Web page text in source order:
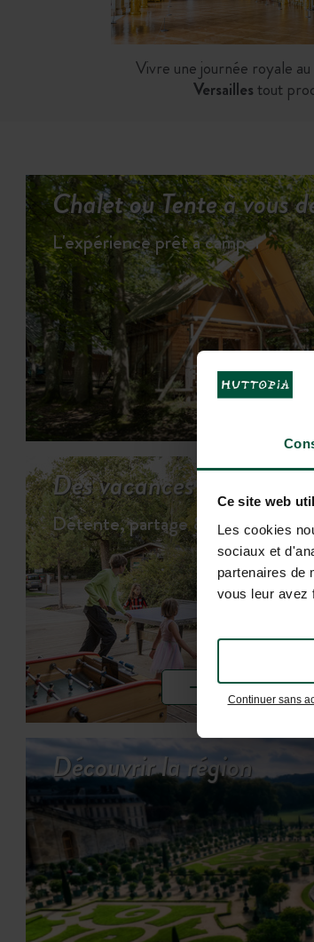
Ce site web
Les cookies
sociaux et
partenaires de
vous leur avez
Continuer sans
Vivre une journée royale au
Versaillestout
Chalet ou Tente à vous
L'expérience prêt à camper
Des vacances bien
Détente, partage & jeux…
VOIR LES
Découvrir la région